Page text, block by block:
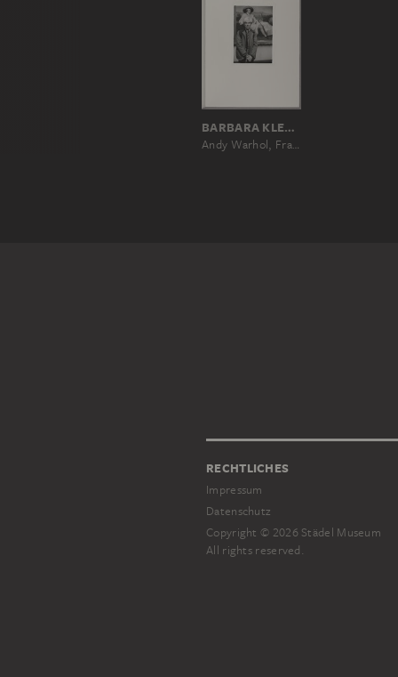
BARBARA KLEMM
Andy Warhol, Frankfurt
RECHTLICHES
Impressum
Datenschutz
Copyright © 2026 Städel Museum
All rights reserved.